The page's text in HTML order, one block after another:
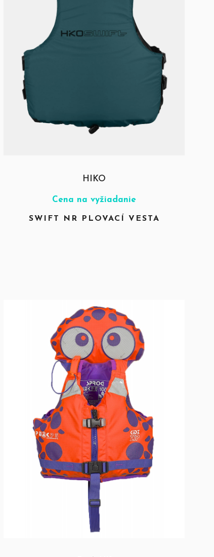
HIKO
Cena na vyžiadanie
SWIFT NR PLOVACÍ VESTA